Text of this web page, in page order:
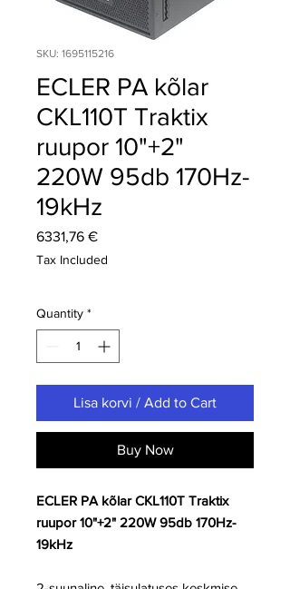
SKU: 1695115216
ECLER PA kõlar
CKL110T Traktix
ruupor 10"+2"
220W 95db 170Hz-
19kHz
6331,76 €Price
Tax Included
Quantity *
Lisa korvi / Add to Cart
Buy Now
ECLER PA kõlar CKL110T Traktix
ruupor 10"+2" 220W 95db 170Hz-
19kHz